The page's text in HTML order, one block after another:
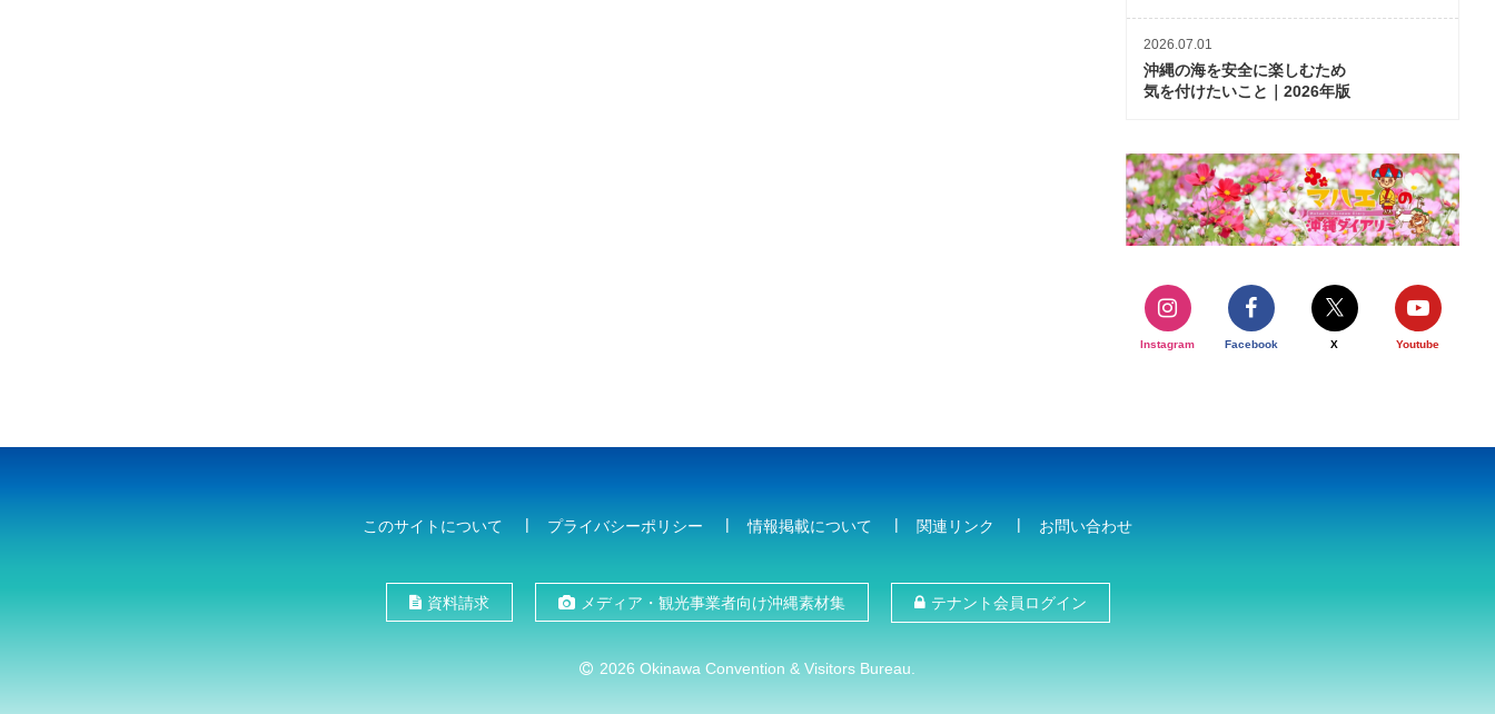
2026.07.01
沖縄の海を安全に楽しむため
気を付けたいこと｜2026年版
Instagram Facebook X Youtube
このサイトについて プライバシーポリシー 情報掲載について 関連リンク お問い合わせ
資料請求 メディア・観光事業者向け沖縄素材集 テナント会員ログイン
2026 Okinawa Convention & Visitors Bureau.